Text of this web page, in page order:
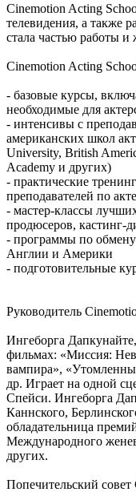
Cinemotion Acting
телевидения, а также
стала частью работы и
Cinemotion Acting
- базовые курсы,
необходимые для
- интенсивы с
американских школ
University, British
Academy и других)
- практические
преподавателей по
- мастер-классы
продюсеров, кастинг-
- программы по
Англии и Америки
- подготовительные
Руководитель
Ингеборга
фильмах: «Миссия:
вампира»,
др. Играет на одной
Спейси. Ингеборга
Каннского,
обладательница
Международного
других.
Попечительский